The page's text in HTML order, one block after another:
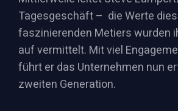
Tagesgeschäft – die Werte
faszinierenden Metiers wurden
auf vermittelt. Mit viel
führt er das Unternehmen nun
zweiten Generation.